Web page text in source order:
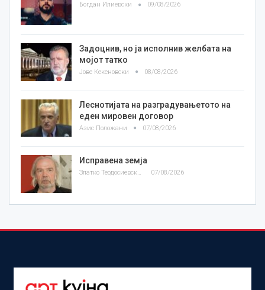
Богдан Илиевски 09/08/2026
Задоцнив, но ја исполнив желбата на
мојот татко
Јове Кекеновски 08/08/2026
Леснотијата на разградувањетото на
еден мировен договор
Азис Положани 07/08/2026
Исправена земја
Златко Теодосиевски 07/08/2026